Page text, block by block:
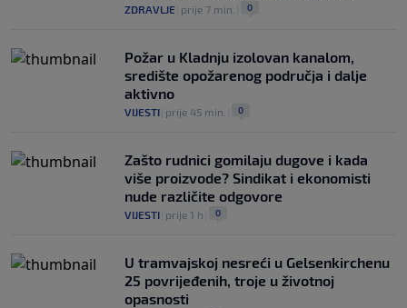
ZDRAVLJE prije 7 min. 0
Požar u Kladnju izolovan kanalom,
središte opožarenog područja i dalje
aktivno
VIJESTI prije 45 min. 0
Zašto rudnici gomilaju dugove i kada
više proizvode? Sindikat i ekonomisti
nude različite odgovore
VIJESTI prije 1 h 0
U tramvajskoj nesreći u Gelsenkirchenu
25 povrijeđenih, troje u životnoj
opasnosti